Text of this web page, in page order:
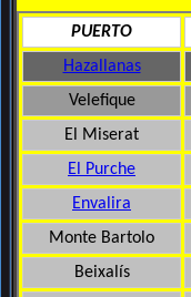
PUERTO
Hazallanas
Velefique
El Miserat
El Purche
Envalira
Monte Bartolo
Beixalís